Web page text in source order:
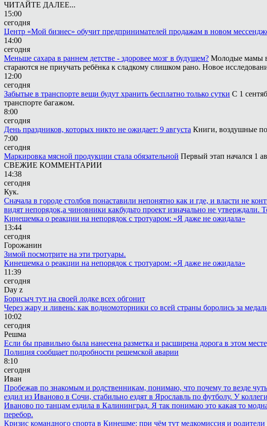
ЧИТАЙТЕ ДАЛЕЕ...
15:00
сегодня
Центр «Мой бизнес» обучит предпринимателей продажам в новом
14:00
сегодня
Меньше сахара в раннем детстве - здоровее мозг в будущем? Молодые мамы в
стараются не приучать ребёнка к сладкому слишком рано. Новое
12:00
сегодня
Забытые в транспорте вещи будут хранить бесплатно только сутки С 1
транспорте багажом.
8:00
сегодня
День праздников, которых никто не ожидает: 9 августа Книги, воздушные
7:00
сегодня
Маркировка мясной продукции стала обязательной Первый этап начался 1
СВЕЖИЕ КОММЕНТАРИИ
14:38
сегодня
Кук.
Сначала в городе столбов понаставили непонятно как и где, и власти не
видят непорядок,а чиновники какбудьто проект изначально не
Кинешемка о реакции на непорядок с тротуаром: «Я даже не ожидала»
13:44
сегодня
Горожанин
Зимой посмотрите на эти тротуары.
Кинешемка о реакции на непорядок с тротуаром: «Я даже не ожидала»
11:39
сегодня
Day z
Борисыч тут на своей лодке всех обгонит
Через жару и ливень: как водномоторники со всей страны боролись за
10:02
сегодня
Решма
Если бы правильно была нанесена разметка и расширена дорога в этом
Полиция сообщает подробности решемской аварии
8:10
сегодня
Иван
Пробежав по знакомым и родственникам, понимаю, что почему то везде
ездил из Иваново в Сочи, стабильно ездят в Ярославль по футболу. У
Иваново по танцам ездила в Калининград. Я так понимаю это какая то
перебор.
Кризис командного спорта в Кинешме: при чём тут медкомиссия и